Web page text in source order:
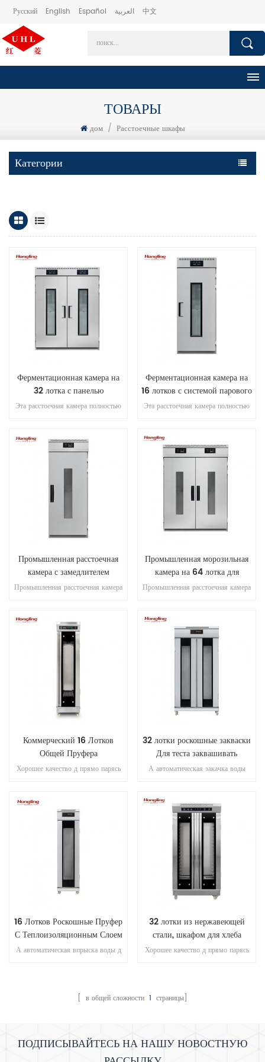
Русский English Español العربية 中文
ТОВАРЫ
дом / Расстоечные шкафы
Категории
Ферментационная камера на
32 лотка с панелью
управления на
Эта расстоечная камера полностью
микрокомпьютерной панелью
управления, автоматизированной
подачей/сливом воды, системой
распыления пара с циркуляционным
вентилятором и точным контролем
влажности для выпечки.
Ферментационная камера на
16 лотков с системой парового
распыления.
Эта расстоечная камера полностью
микрокомпьютерной панелью
управления, автоматизированной
подачей/сливом воды, системой
распыления пара с циркуляционным
вентилятором и точным контролем
влажности для выпечки.
Промышленная расстоечная
камера с замедлителем
расстойки теста на 32 лотка и
Промышленная расстоечная камера
ферментации, охлаждения и отдыха
теста с точным
микрокомпьютерным управлением
для эффективного и стабильного
Промышленная морозильная
камера на 64 лотка для
ферментации с компрессором
Промышленная расстоечная камера
ферментации, охлаждения и отдыха
теста с точным
микрокомпьютерным управлением
Коммерческий 16 Лотков
Общей Пруфера
Хорошее качество д прямо парясь
32 лотки роскошные закваски
Для теста заквашивать
А автоматическая закачка воды
дисплей роскошные пруфера
16 Лотков Роскошные Пруфер
С Теплоизоляционным Слоем
А автоматическая впрыска воды д
32 лотки из нержавеющей
стали, шкафом для хлеба
заквашивать
Хорошее качество д прямо парясь
[ в общей сложности 1 страницы]
ПОДПИСЫВАЙТЕСЬ НА НАШУ НОВОСТНУЮ